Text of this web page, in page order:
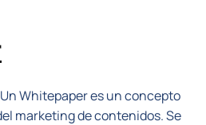
Whitepaper es un concepto
marketing de contenidos. Se